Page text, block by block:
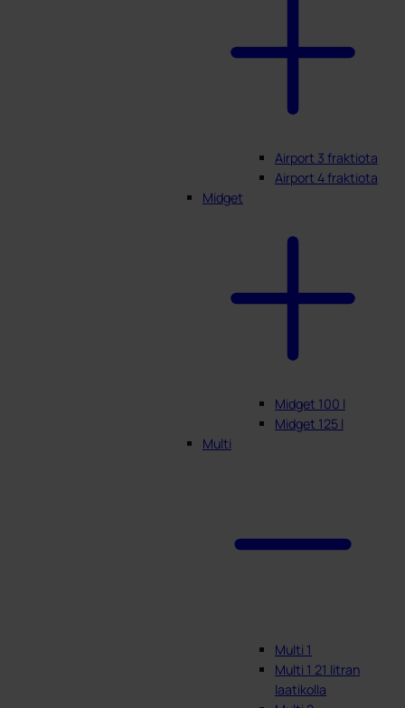
Airport 3 fraktiota
Airport 4 fraktiota
Midget
Midget 100 l
Midget 125 l
Multi
Multi 1
Multi 1 21 litran
laatikolla